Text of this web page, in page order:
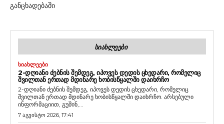
განცხადებაში
ᲡᲘᲐᲮᲚᲔᲔᲑᲘ
ᲡᲘᲐᲮᲚᲔᲔᲑᲘ
2-ᲓᲦᲘᲐᲜᲘ ᲫᲔᲑᲜᲘᲡ ᲨᲔᲛᲓᲔᲒ, ᲘᲞᲝᲕᲔᲡ ᲓᲔᲓᲘᲡ ᲪᲮᲔᲓᲐᲠᲘ, ᲠᲝᲛᲔᲚᲘᲪ
ᲨᲕᲘᲚᲗᲐᲜ ᲔᲠᲗᲐᲓ ᲛᲓᲘᲜᲐᲠᲔ ᲮᲝᲑᲘᲡᲬᲧᲐᲚᲨᲘ ᲓᲐᲘᲮᲠᲩᲝ
2-დღიანი ძებნის შემდეგ, იპოვეს დედის ცხედარი, რომელიც
შვილთან ერთად მდინარე ხობისწყალში დაიხრჩო. არსებული
ინფორმაციით, გუშინ,...
7 აგვისტო 2026, 17:41